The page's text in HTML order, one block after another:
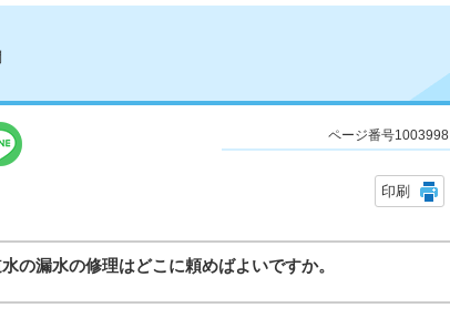
ページ番号1003998
印刷
の漏水の修理はどこに頼めばよいですか。